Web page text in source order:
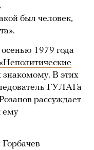
был человек,
1979 года
«Неполитические
знакомому. В этих
ГУЛАГа
рассуждает
ему